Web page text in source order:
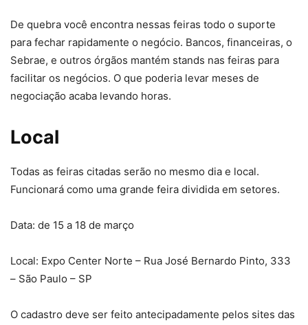
De quebra você encontra nessas feiras todo o suporte
para fechar rapidamente o negócio. Bancos, financeiras, o
Sebrae, e outros órgãos mantém stands nas feiras para
facilitar os negócios. O que poderia levar meses de
negociação acaba levando horas.
Local
Todas as feiras citadas serão no mesmo dia e local.
Funcionará como uma grande feira dividida em setores.
Data: de 15 a 18 de março
Local: Expo Center Norte – Rua José Bernardo Pinto, 333
– São Paulo – SP
O cadastro deve ser feito antecipadamente pelos sites das